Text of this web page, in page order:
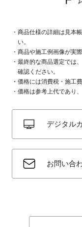
商品仕様の詳細は見本
い。
商品や施工例画像が実
最終的な商品選定では
確認ください。
価格には消費税・施工
価格は参考上代であり
デジタル
お問い合